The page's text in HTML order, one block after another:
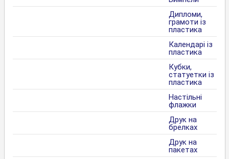
Дипломи,
грамоти із
пластика
Календарі із
пластика
Кубки,
статуетки із
пластика
Настільні
флажки
Друк на
брелках
Друк на
пакетах